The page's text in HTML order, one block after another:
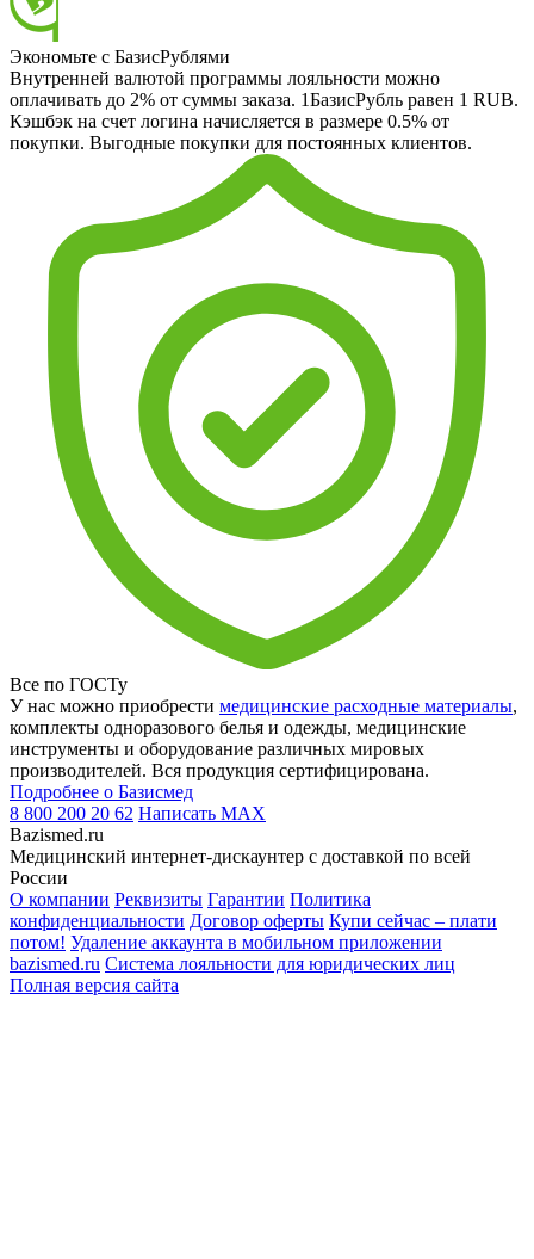
Экономьте с БазисРублями
Внутренней валютой программы лояльности можно
оплачивать до 2% от суммы заказа. 1БазисРубль равен 1 RUB.
Кэшбэк на счет логина начисляется в размере 0.5% от
покупки. Выгодные покупки для постоянных клиентов.
Все по ГОСТу
У нас можно приобрести медицинские расходные материалы,
комплекты одноразового белья и одежды, медицинские
инструменты и оборудование различных мировых
производителей. Вся продукция сертифицирована.
Подробнее о Базисмед
8 800 200 20 62 Написать MAX
Bazismed.ru
Медицинский интернет-дискаунтер с доставкой по всей
России
О компании Реквизиты Гарантии Политика
конфиденциальности Договор оферты Купи сейчас – плати
потом! Удаление аккаунта в мобильном приложении
bazismed.ru Система лояльности для юридических лиц
Полная версия сайта